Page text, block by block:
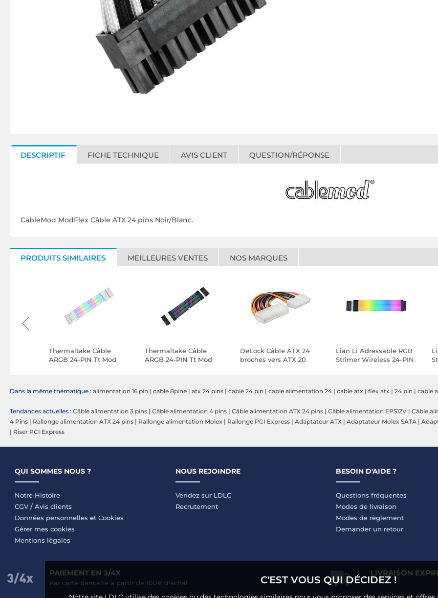
DESCRIPTIF FICHE TECHNIQUE AVIS CLIENT QUESTION/RÉPONSE
CableMod ModFlex Câble ATX 24 pins Noir/Blanc.
PRODUITS SIMILAIRES MEILLEURES VENTES NOS MARQUES
Thermaltake Câble
ARGB 24-PIN Tt Mod
Thermaltake Câble
ARGB 24-PIN Tt Mod
DeLock Câble ATX 24
broches vers ATX 20
Lian Li Adressable RGB
Strimer Wireless 24-PIN
Dans la même thématique : alimentation 16 pin | cable 8pine | atx 24 pins | cable 24 pin | cable alimentation 24 | cable atx | flex atx | 24 pin | cable
Tendances actuelles : Câble alimentation 3 pins | Câble alimentation 4 pins | Câble alimentation ATX 24 pins | Câble alimentation EPS12V | Câble
4 Pins | Rallonge alimentation ATX 24 pins | Rallonge alimentation Molex | Rallonge PCI Express | Adaptateur ATX | Adaptateur Molex SATA |
| Riser PCI Express
QUI SOMMES NOUS ?
Notre Histoire
CGV / Avis clients
Données personnelles et Cookies
Gérer mes cookies
Mentions légales
NOUS REJOINDRE
Vendez sur LDLC
Recrutement
BESOIN D'AIDE ?
Questions fréquentes
Modes de livraison
Modes de règlement
Demander un retour
PAIEMENT EN 3/4X
Par carte bancaire à partir de 100€ d'achat.
LIVRAISON
C'EST VOUS QUI DÉCIDEZ !